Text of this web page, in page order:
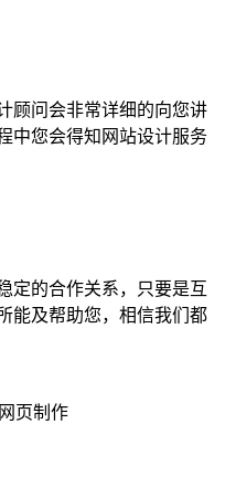
顾问会非常详细的向您讲
中您会得知网站设计服务
定的合作关系，只要是互
能及帮助您，相信我们都
页制作